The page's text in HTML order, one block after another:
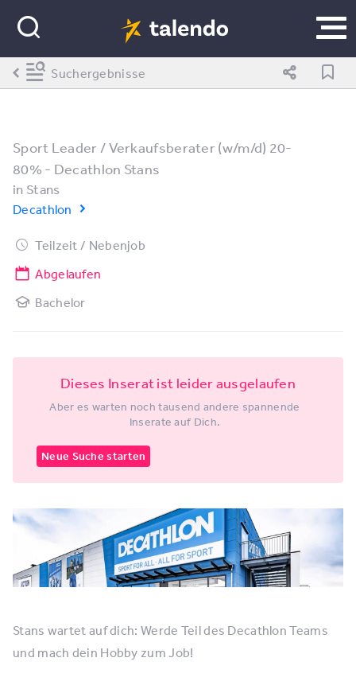
Sport Leader / Verkaufsberater (w/m/d) 20-
80% - Decathlon Stans
in Stans
Decathlon
Teilzeit / Nebenjob
Abgelaufen
Bachelor
Dieses Inserat ist leider ausgelaufen
Aber es warten noch tausend andere spannende
Inserate auf Dich.
Neue Suche starten
Stans wartet auf dich: Werde Teil des Decathlon Teams
und mach dein Hobby zum Job!
Suchergebnisse